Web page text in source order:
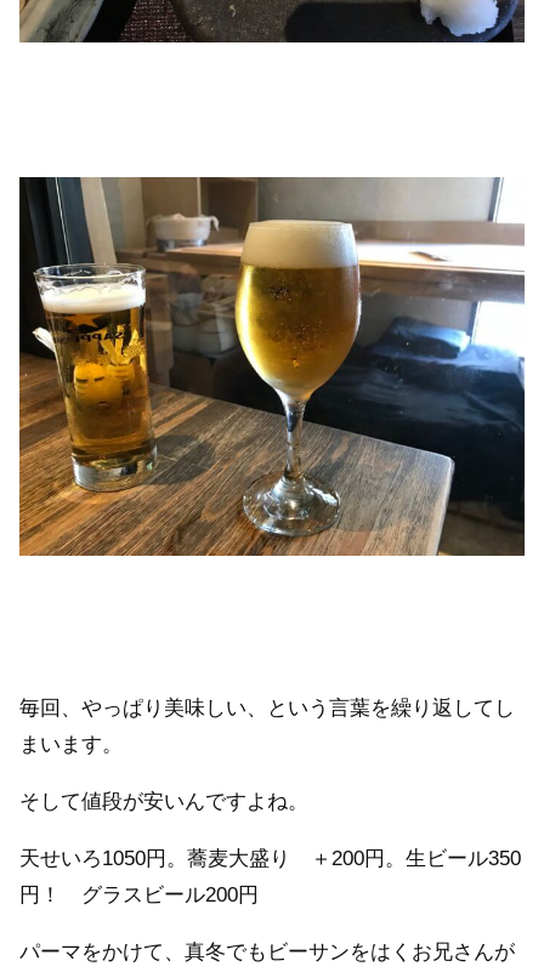
毎回、やっぱり美味しい、という言葉を繰り返してし
まいます。
そして値段が安いんですよね。
天せいろ1050円。蕎麦大盛り ＋200円。生ビール350
円！ グラスビール200円
パーマをかけて、真冬でもビーサンをはくお兄さんが